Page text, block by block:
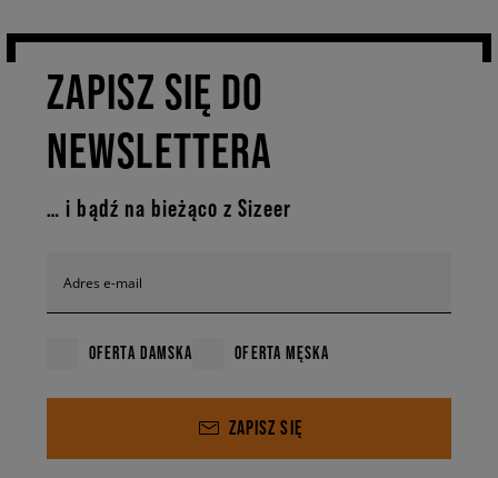
ZAPISZ SIĘ DO
NEWSLETTERA
… i bądź na bieżąco z Sizeer
Adres e-mail
OFERTA DAMSKA OFERTA MĘSKA
ZAPISZ SIĘ